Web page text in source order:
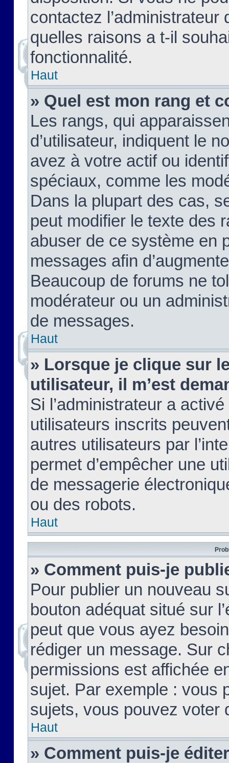
contactez
quelles raisons a t-il
fonctionnalité.
Haut
» Quel est mon rang et
Les rangs, qui
d’utilisateur, indiquent le
avez à votre actif ou
spéciaux, comme les
Dans la plupart des cas,
peut modifier le texte des
abuser de ce système en
messages afin
Beaucoup de forums ne
modérateur ou un
de messages.
Haut
» Lorsque je clique sur
utilisateur, il m’est
Si l’administrateur a
utilisateurs inscrits
autres utilisateurs par
permet d’empêcher une
de messagerie
ou des robots.
Haut
» Comment puis-je
Pour publier un nouveau
bouton adéquat situé sur
peut que vous ayez
rédiger un message. Sur
permissions est affichée
sujet. Par exemple : vous
sujets, vous pouvez voter
Haut
» Comment puis-je